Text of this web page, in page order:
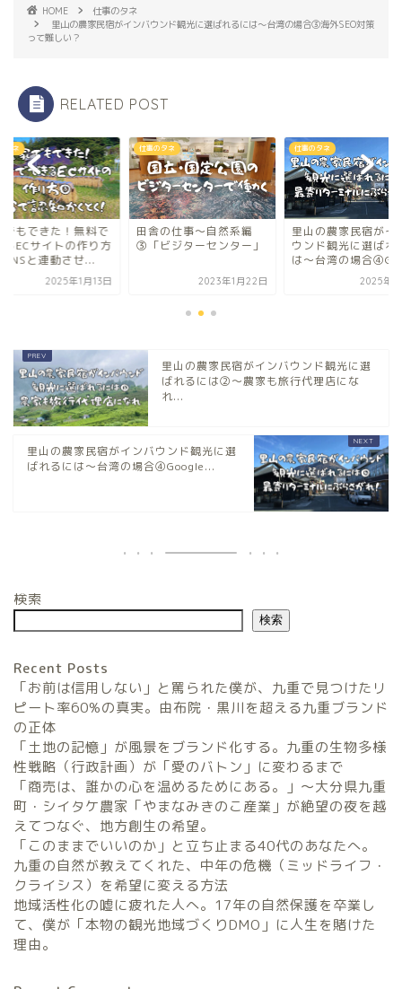
HOME
仕事のタネ
里山の農家民宿がインバウンド観光に選ばれるには〜台湾の場合③海外SEO対策
って難しい？
RELATED POST
タネ
でもできた！無料で
るECサイトの作り方
と連動させ...
2025年1月13日
仕事のタネ
田舎の仕事〜自然系編
③「ビジターセンター」
2023年1月22日
仕事のタネ
里山の農家民宿がイ
ウンド観光に選ばれ
は〜台湾の場合
2025年2
里山の農家民宿がインバウンド観光に選
ばれるには②〜農家も旅行代理店にな
れ...
里山の農家民宿がインバウンド観光に選
ばれるには〜台湾の場合④Google...
検索
検索
Recent Posts
「お前は信用しない」と罵られた僕が、九重で見つけたリ
ピート率60%の真実。由布院・黒川を超える九重ブランド
の正体
「土地の記憶」が風景をブランド化する。九重の生物多様
性戦略（行政計画）が「愛のバトン」に変わるまで
「商売は、誰かの心を温めるためにある。」〜大分県九重
町・シイタケ農家「やまなみきのこ産業」が絶望の夜を越
えてつなぐ、地方創生の希望。
「このままでいいのか」と立ち止まる40代のあなたへ。
九重の自然が教えてくれた、中年の危機（ミッドライフ・
クライシス）を希望に変える方法
地域活性化の嘘に疲れた人へ。17年の自然保護を卒業し
て、僕が「本物の観光地域づくりDMO」に人生を賭けた
理由。
農家民宿FarmStay
暮らしと農のタネLifeStyle
観光地域づくりタネ
TourismDevelopment
田舎の仕事のタネ